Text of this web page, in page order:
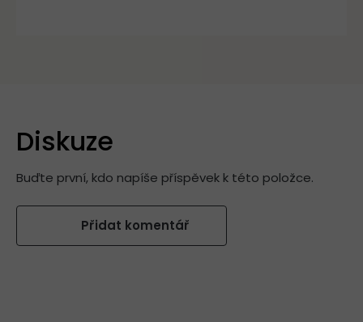
Diskuze
Buďte první, kdo napíše příspěvek k této položce.
Přidat komentář